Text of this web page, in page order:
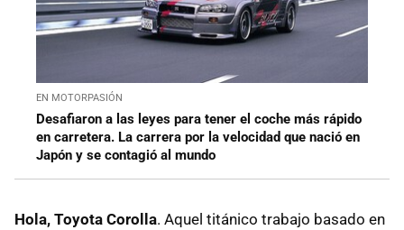
EN MOTORPASIÓN
Desafiaron a las leyes para tener el coche más rápido
en carretera. La carrera por la velocidad que nació en
Japón y se contagió al mundo
Hola, Toyota Corolla. Aquel titánico trabajo basado en